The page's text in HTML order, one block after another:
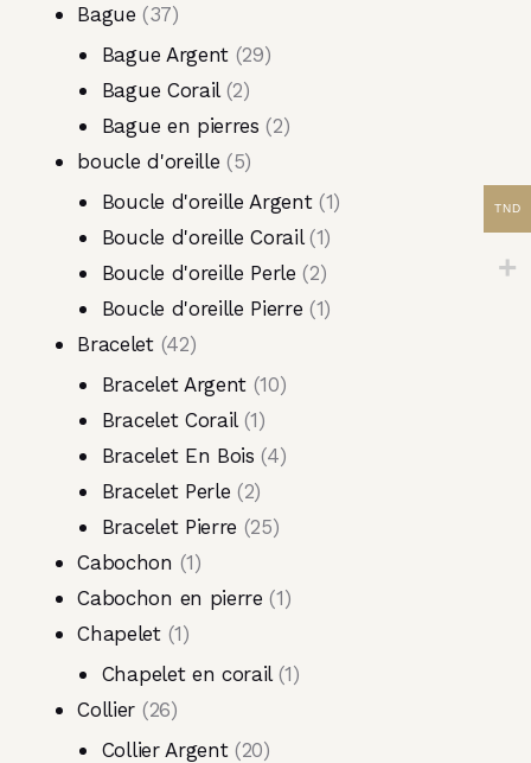
Bague
37
Bague Argent
29
Bague Corail
2
Bague en pierres
2
boucle d'oreille
5
Boucle d'oreille Argent 1
Boucle d'oreille Corail 1
Boucle d'oreille Perle
2
Boucle d'oreille Pierre 1
Bracelet 42
Bracelet Argent 10
Bracelet Corail 1
Bracelet En Bois 4
Bracelet Perle
2
Bracelet Pierre
25
Cabochon
1
Cabochon en pierre
1
Chapelet 1
Chapelet en corail 1
Collier
26
Collier Argent
20
TND